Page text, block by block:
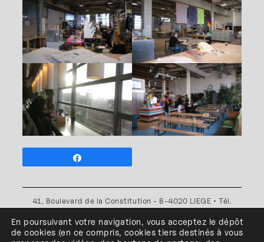
41, Boulevard de la Constitution - B-4020 LIEGE • Tél.
Plan d'accès•Politique de confidentialité•Politique de
cookies•Conditions générales
En poursuivant votre navigation, vous acceptez le dépôt
de cookies (en ce compris, cookiestiers destinés à vous